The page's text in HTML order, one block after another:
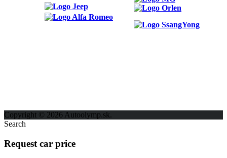
Copyright © 2026 Autoolymp.sk.
Search
Request car price